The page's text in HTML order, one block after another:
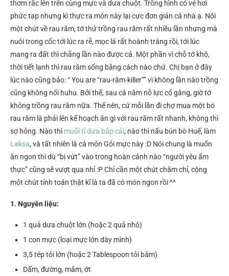
thơm rắc lên trên cùng mực và dưa chuột. Trông hình có vẻ hơi
phức tạp nhưng kì thực ra món này lại cực đơn giản cả nhà ạ. Nói
một chút về rau răm, tớ thử trồng rau răm rất nhiều lần nhưng mà
nuôi trong cốc tới lúc ra rễ, mọc lá rất hoành tráng rồi, tới lúc
mang ra đất thì chẳng lần nào được cả. Một phần vì chỗ tớ khô,
thời tiết lạnh thì rau răm sống bằng cách nào chứ. Chị bạn ở đây
lúc nào cũng bảo: “ You are “rau-răm-killer”” vì không lần nào trồng
cũng không nổi huhu. Bởi thế, sau cả năm nỗ lực cố gắng, giờ tớ
không trồng rau răm nữa. Thế nên, cứ mỗi lần đi chợ mua một bó
rau răm là phải lên kế hoạch ăn gì với rau răm rất nhanh, không thì
sợ hỏng. Nào thì muối tí dưa bắp cải, nào thì nấu bún bò Huế, làm
Laksa, và tất nhiên là cả món Gỏi mực này :D Nói chung là muốn
ăn ngon thì dù “bị vứt” vào trong hoàn cảnh nào “người yêu ẩm
thực” cũng sẽ vượt qua nhỉ :P Chỉ cần một chút chăm chỉ, cộng
một chút tính toán thật kĩ là ta đã có món ngon rồi ^^
1. Nguyên liệu:
1 quả dưa chuột lớn (hoặc 2 quả nhỏ)
1 con mực (loại mực lớn dày mình)
3,5 tép tỏi lớn (hoặc 2 Tablespoon tỏi băm)
Dấm, đường, mắm, ớt